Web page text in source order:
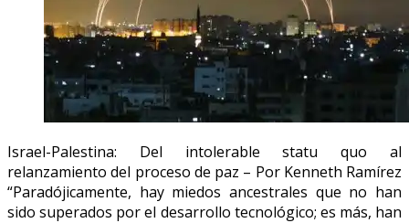
Israel-Palestina: Del intolerable statu quo al
relanzamiento del proceso de paz – Por Kenneth Ramírez
“Paradójicamente, hay miedos ancestrales que no han
sido superados por el desarrollo tecnológico; es más, han